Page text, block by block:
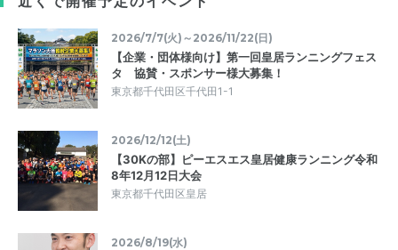
2026/7/7(火)～2026/11/22(日)
⁠【企業・団体様向け】第一回皇居ランニングフェス
タ 協賛・スポンサー様大募集！⁠
東京都千代田区千代田1-1
2026/12/12(土)
【30Kの部】ピーエスエス皇居健康ランニング令和
8年12月12日大会
東京都千代田区皇居
2026/8/19(水)